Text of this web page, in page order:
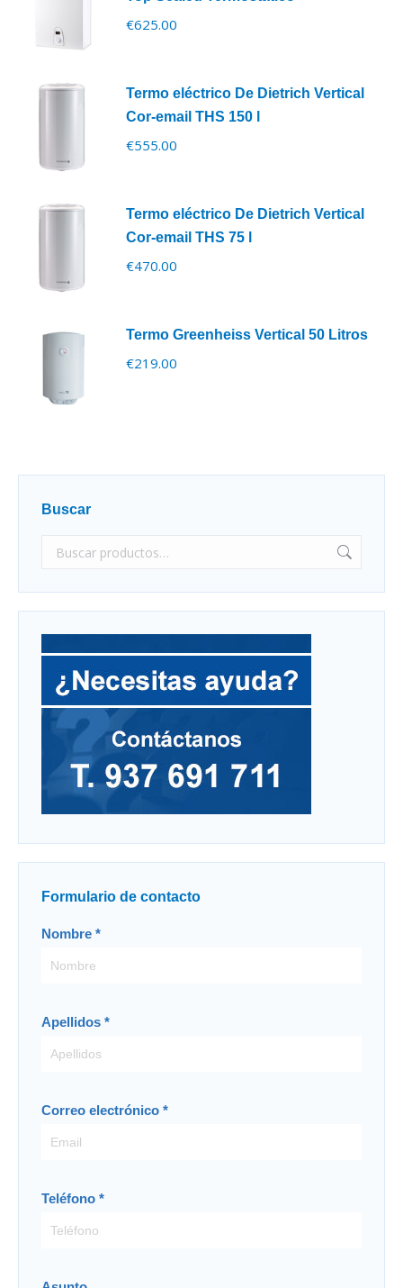
€625.00
Termo eléctrico De Dietrich Vertical
Cor-email THS 150 l
€555.00
Termo eléctrico De Dietrich Vertical
Cor-email THS 75 l
€470.00
Termo Greenheiss Vertical 50 Litros
€219.00
Buscar
Formulario de contacto
Contacto
Nombre *
Apellidos *
Correo electrónico *
Teléfono *